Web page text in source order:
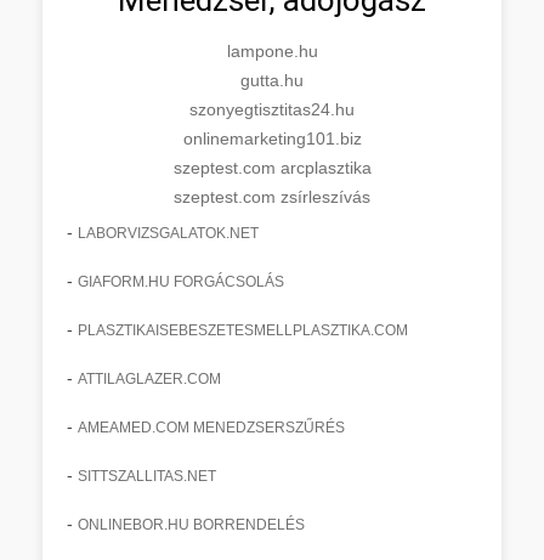
lampone.hu
gutta.hu
szonyegtisztitas24.hu
onlinemarketing101.biz
szeptest.com arcplasztika
szeptest.com zsírleszívás
- LABORVIZSGALATOK.NET
- GIAFORM.HU FORGÁCSOLÁS
- PLASZTIKAISEBESZETESMELLPLASZTIKA.COM
- ATTILAGLAZER.COM
- AMEAMED.COM MENEDZSERSZŰRÉS
- SITTSZALLITAS.NET
- ONLINEBOR.HU BORRENDELÉS